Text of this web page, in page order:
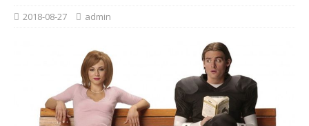
2018-08-27 admin